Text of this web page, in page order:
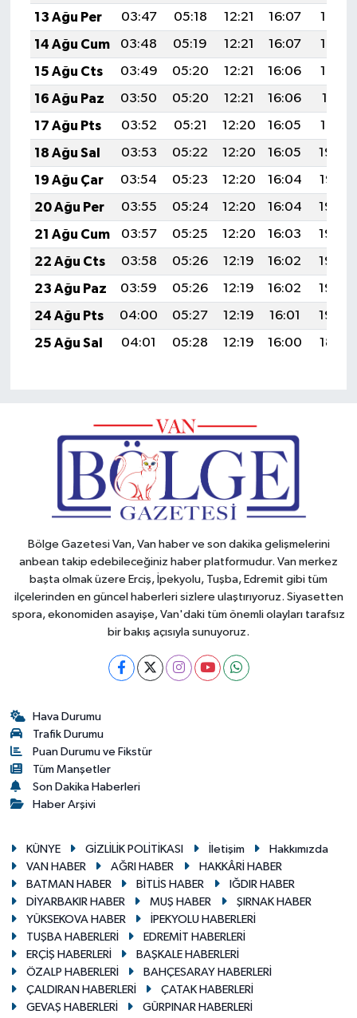
13 Ağu Per
03:47 05:18 12:21 16:07
19:15
14 Ağu Cum
03:48 05:19 12:21 16:07
19:13
15 Ağu Cts
03:49 05:20 12:21 16:06
19:12
16 Ağu Paz
03:50 05:20 12:21 16:06
19:11
17 Ağu Pts
03:52 05:21 12:20 16:05
19:10
18 Ağu Sal
03:53 05:22 12:20 16:05
19:08
19 Ağu Çar
03:54 05:23 12:20 16:04
19:07
20 Ağu Per
03:55 05:24 12:20 16:04
19:06
21 Ağu Cum
03:57 05:25 12:20 16:03
19:04
22 Ağu Cts
03:58 05:26 12:19 16:02
19:03
23 Ağu Paz
03:59 05:26 12:19 16:02
19:02
24 Ağu Pts
04:00 05:27 12:19 16:01
19:00
25 Ağu Sal
04:01 05:28 12:19 16:00 18:59
Bölge Gazetesi Van, Van haber ve son dakika gelişmelerini
anbean takip edebileceğiniz haber platformudur. Van merkez
başta olmak üzere Erciş, İpekyolu, Tuşba, Edremit gibi tüm
ilçelerinden en güncel haberleri sizlere ulaştırıyoruz. Siyasetten
spora, ekonomiden asayişe, Van'daki tüm önemli olayları tarafsız
bir bakış açısıyla sunuyoruz.
Hava Durumu
Trafik Durumu
Puan Durumu ve Fikstür
Tüm Manşetler
Son Dakika Haberleri
Haber Arşivi
KÜNYE GİZLİLİK POLİTİKASI İletişim
Hakkımızda
VAN HABER
AĞRI HABER
HAKKÂRİ HABER
BATMAN HABER
BİTLİS HABER
IĞDIR HABER
DİYARBAKIR HABER
MUŞ HABER
ŞIRNAK HABER
YÜKSEKOVA HABER
İPEKYOLU HABERLERİ
TUŞBA HABERLERİ
EDREMİT HABERLERİ
ERÇİŞ HABERLERİ
BAŞKALE HABERLERİ
ÖZALP HABERLERİ
BAHÇESARAY HABERLERİ
ÇALDIRAN HABERLERİ
ÇATAK HABERLERİ
GEVAŞ HABERLERİ
GÜRPINAR HABERLERİ